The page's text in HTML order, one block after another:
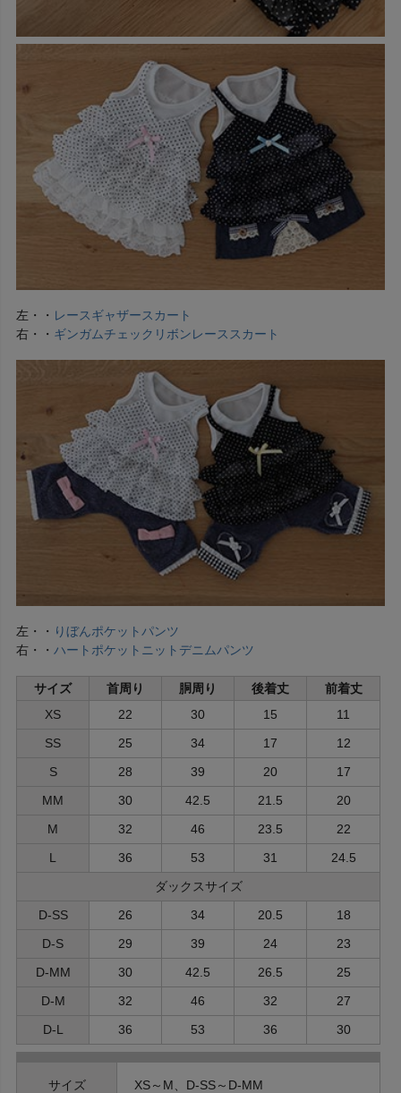
左・・ レースギャザースカート
右・・ ギンガムチェックリボンレーススカート
左・・ りぼんポケットパンツ
右・・ ハートポケットニットデニムパンツ
サイズ 首周り 胴周り 後着丈
前着丈
XS
22 30 15
11
SS
25 34 17
12
S
28 39 20
17
MM
30 42.5 21.5
20
M
32 46 23.5
22
L
36 53 31
24.5
ダックスサイズ
D-SS
26 34 20.5
18
D-S
29 39 24
23
D-MM
30 42.5 26.5
25
D-M
32 46 32
27
D-L
36 53 36 30
サイズ XS～M、D-SS～D-MM